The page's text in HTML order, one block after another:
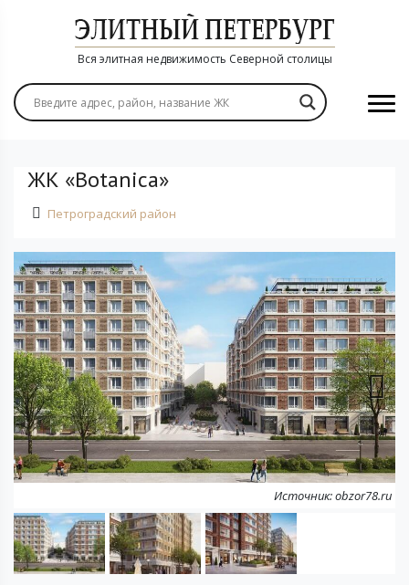
Вся элитная недвижимость Северной столицы
ЖК «Botanica»
Петроградский район
Источник: obzor78.ru
Next